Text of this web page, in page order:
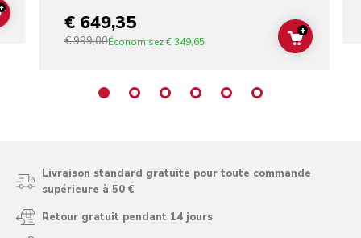
ADD TO CART€ 649,35
€ 999,00Économisez€ 349,65 ADD TO
+
Livraison standard gratuite pour toute commande
supérieure à 50 €
Retour gratuit pendant 14 jours